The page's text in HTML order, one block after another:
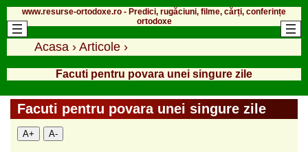
www.resurse-ortodoxe.ro - Predici, rugăciuni, filme, cărți, conferințe
ortodoxe
Acasa › Articole ›
Facuti pentru povara unei singure zile
Facuti pentru povara unei singure zile
A+ A-